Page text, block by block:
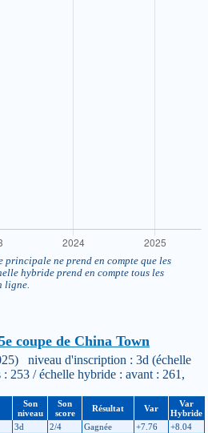
ne prend en compte que les
hybride prend en compte tous les
ligne.
coupe de China Town
niveau d'inscription : 3d (échelle
253 / échelle hybride : avant : 261,
Son
niveau
Son
score
Résultat Var
Var
Hybride
3d 2/4 Gagnée +7.76
+8.04